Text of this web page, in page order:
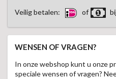
Veilig betalen: of
WENSEN OF VRAGEN?
In onze webshop kunt u onze
speciale wensen of vragen?